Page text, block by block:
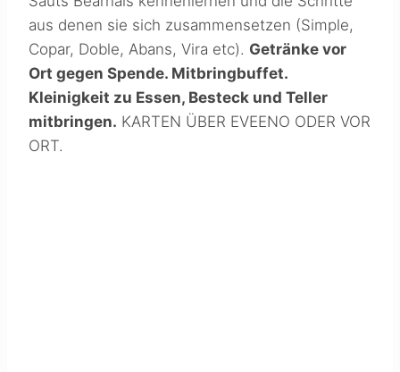
aus denen sie sich zusammensetzen (Simple,
Copar, Doble, Abans, Vira etc). Getränke vor
Ort gegen Spende. Mitbringbuffet.
Kleinigkeit zu Essen, Besteck und Teller
mitbringen. KARTEN ÜBER EVEENO ODER VOR
ORT.